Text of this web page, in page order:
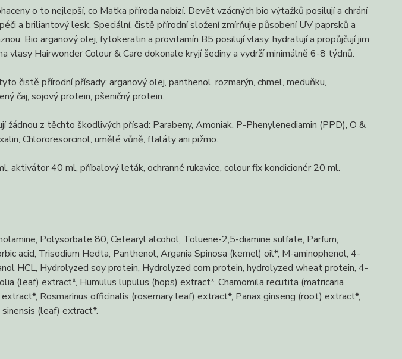
o to nejlepší, co Matka příroda nabízí. Devět vzácných bio výtažků posilují a chrání
a briliantový lesk. Speciální, čistě přírodní složení zmírňuje působení UV paprsků a
Bio arganový olej, fytokeratin a provitamín B5 posilují vlasy, hydratují a propůjčují jim
vlasy Hairwonder Colour & Care dokonale kryjí šediny a vydrží minimálně 6-8 týdnů.
čistě přírodní přísady: arganový olej, panthenol, rozmarýn, chmel, meduňku,
čaj, sojový protein, pšeničný protein.
žádnou z těchto škodlivých přísad: Parabeny, Amoniak, P-Phenylenediamin (PPD), O &
Chlororesorcinol, umělé vůně, ftaláty ani pižmo.
aktivátor 40 ml, příbalový leták, ochranné rukavice, colour fix kondicionér 20 ml.
Polysorbate 80, Cetearyl alcohol, Toluene-2,5-diamine sulfate, Parfum,
acid, Trisodium Hedta, Panthenol, Argania Spinosa (kernel) oil*, M-aminophenol, 4-
HCL, Hydrolyzed soy protein, Hydrolyzed corn protein, hydrolyzed wheat protein, 4-
(leaf) extract*, Humulus lupulus (hops) extract*, Chamomila recutita (matricaria
Rosmarinus officinalis (rosemary leaf) extract*, Panax ginseng (root) extract*,
(leaf) extract*.